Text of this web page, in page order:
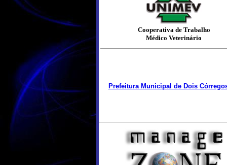
Cooperativa de Trabalho
Médico Veterinário
Prefeitura Municipal de Dois